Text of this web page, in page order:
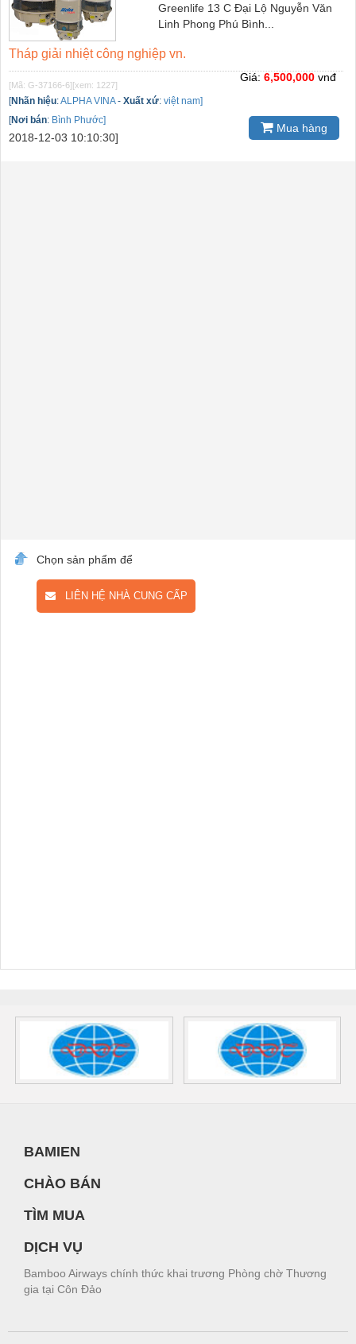
Greenlife 13 C Đại Lộ Nguyễn Văn
Linh Phong Phú Bình...
Tháp giải nhiệt công nghiệp vn.
[Mã: G-37166-6][xem: 1227]
[Nhãn hiệu:ALPHA VINA- Xuất xứ: việt nam]
[Nơi bán: Bình Phước]
2018-12-03 10:10:30]
Giá: 6,500,000 vnđ
Mua hàng
Chọn sản phẩm để
LIÊN HỆ NHÀ CUNG CẤP
BAMIEN
CHÀO BÁN
TÌM MUA
DỊCH VỤ
Bamboo Airways chính thức khai trương Phòng chờ Thương
gia tại Côn Đảo